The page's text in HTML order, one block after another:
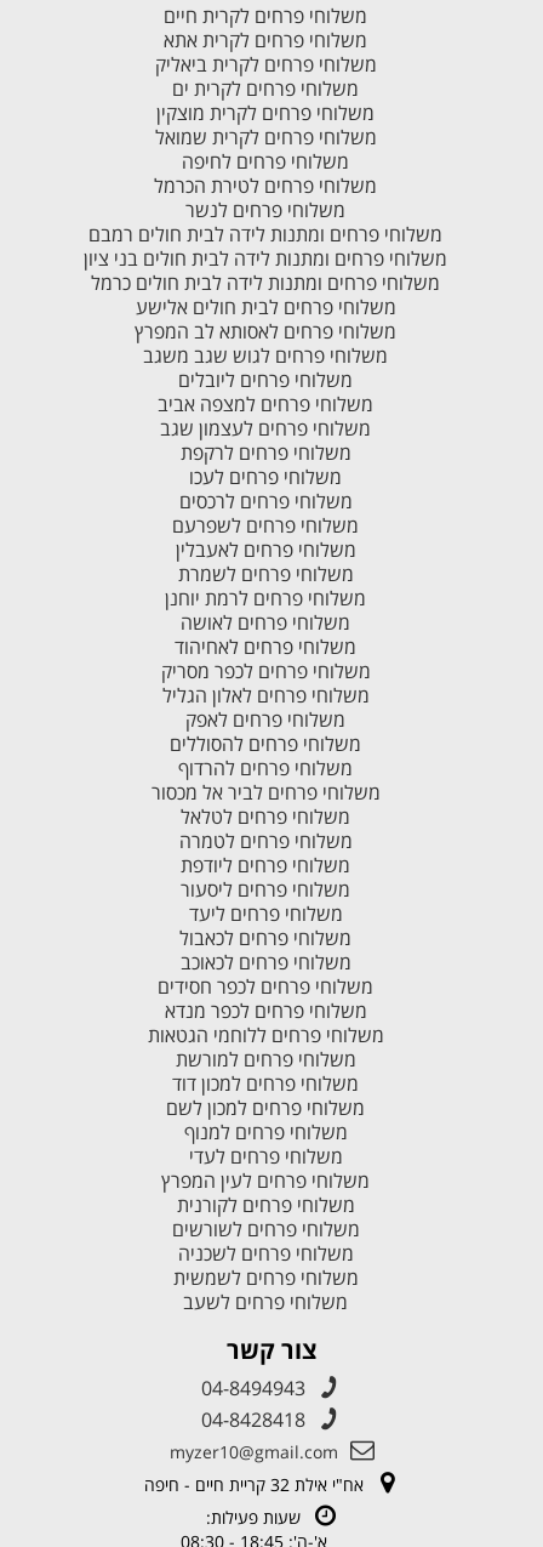
משלוחי פרחים לקרית חיים
משלוחי פרחים לקרית אתא
משלוחי פרחים לקרית ביאליק
משלוחי פרחים לקרית ים
משלוחי פרחים לקרית מוצקין
משלוחי פרחים לקרית שמואל
משלוחי פרחים לחיפה
משלוחי פרחים לטירת הכרמל
משלוחי פרחים לנשר
משלוחי פרחים ומתנות לידה לבית חולים רמבם
משלוחי פרחים ומתנות לידה לבית חולים בני ציון
משלוחי פרחים ומתנות לידה לבית חולים כרמל
משלוחי פרחים לבית חולים אלישע
משלוחי פרחים לאסותא לב המפרץ
משלוחי פרחים לגוש שגב משגב
משלוחי פרחים ליובלים
משלוחי פרחים למצפה אביב
משלוחי פרחים לעצמון שגב
משלוחי פרחים לרקפת
משלוחי פרחים לעכו
משלוחי פרחים לרכסים
משלוחי פרחים לשפרעם
משלוחי פרחים לאעבלין
משלוחי פרחים לשמרת
משלוחי פרחים לרמת יוחנן
משלוחי פרחים לאושה
משלוחי פרחים לאחיהוד
משלוחי פרחים לכפר מסריק
משלוחי פרחים לאלון הגליל
משלוחי פרחים לאפק
משלוחי פרחים להסוללים
משלוחי פרחים להרדוף
משלוחי פרחים לביר אל מכסור
משלוחי פרחים לטלאל
משלוחי פרחים לטמרה
משלוחי פרחים ליודפת
משלוחי פרחים ליסעור
משלוחי פרחים ליעד
משלוחי פרחים לכאבול
משלוחי פרחים לכאוכב
משלוחי פרחים לכפר חסידים
משלוחי פרחים לכפר מנדא
משלוחי פרחים ללוחמי הגטאות
משלוחי פרחים למורשת
משלוחי פרחים למכון דוד
משלוחי פרחים למכון לשם
משלוחי פרחים למנוף
משלוחי פרחים לעדי
משלוחי פרחים לעין המפרץ
משלוחי פרחים לקורנית
משלוחי פרחים לשורשים
משלוחי פרחים לשכניה
משלוחי פרחים לשמשית
משלוחי פרחים לשעב
צור קשר
04-8494943
04-8428418
myzer10@gmail.com
אח"י אילת 32 קריית חיים - חיפה
שעות פעילות:
א'-ה': 18:45 - 08:30